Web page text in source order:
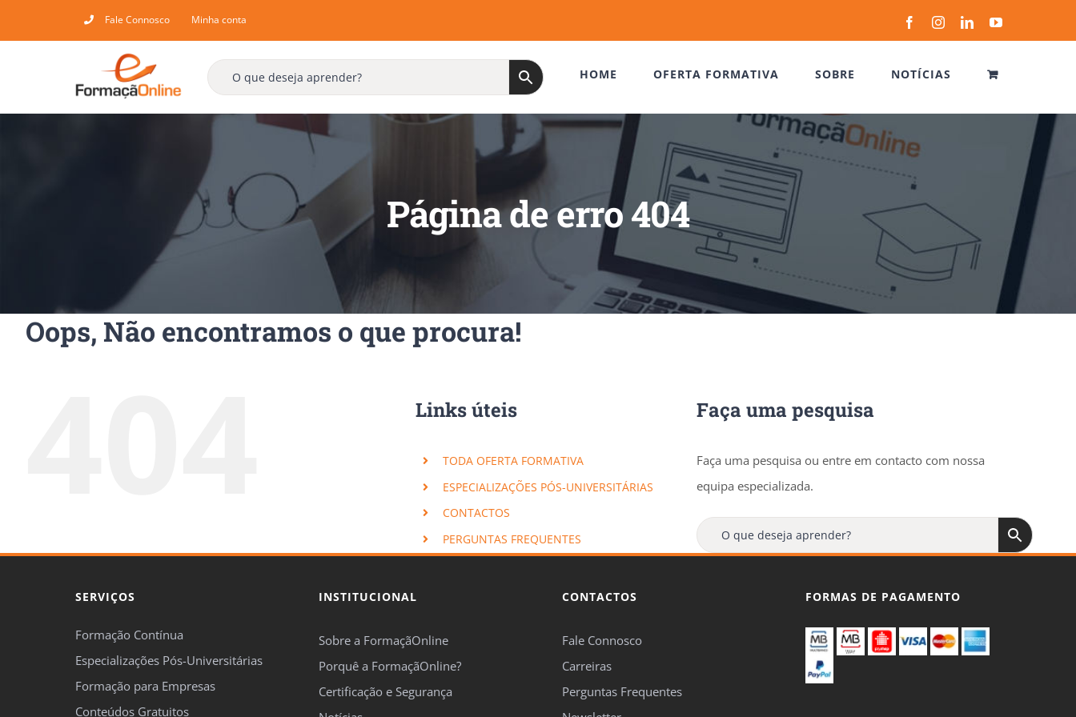
to
Fale Connosco Minha conta FacebookInstagramLinkedInYouTube
HOME OFERTA FORMATIVA SOBRE NOTÍCIAS
Página de erro 404
Oops, Não encontramos o que procura!
Links úteis
TODA OFERTA FORMATIVA
ESPECIALIZAÇÕES PÓS-UNIVERSITÁRIAS
CONTACTOS
PERGUNTAS FREQUENTES
Faça uma pesquisa
Faça uma pesquisa ou entre em contacto com nossa
equipa especializada.
SERVIÇOS
Formação Contínua
Especializações Pós-Universitárias
Formação para Empresas
Conteúdos Gratuitos
INSTITUCIONAL
Sobre a FormaçãOnline
Porquê a FormaçãOnline?
Certificação e Segurança
CONTACTOS
Fale Connosco
Carreiras
Perguntas Frequentes
FORMAS DE PAGAMENTO